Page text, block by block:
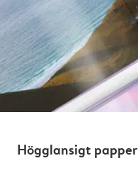
Högglansigt papper